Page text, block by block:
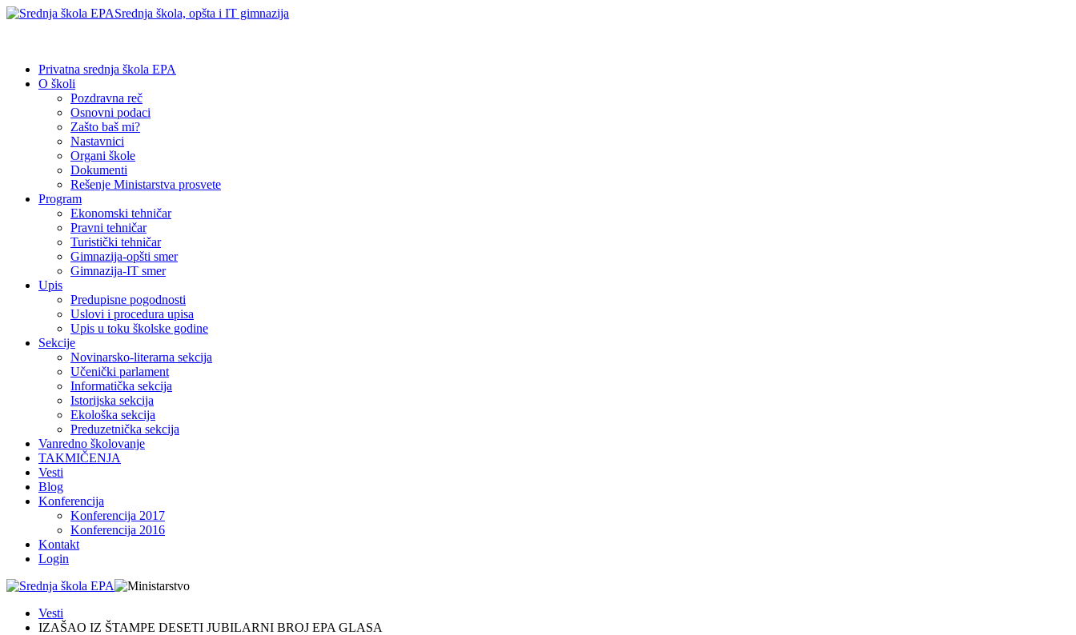
Srednja škola, opšta i IT gimnazija
Privatna srednja škola EPA
O školi
Pozdravna reč
Osnovni podaci
Zašto baš mi?
Nastavnici
Organi škole
Dokumenti
Rešenje Ministarstva prosvete
Program
Ekonomski tehničar
Pravni tehničar
Turistički tehničar
Gimnazija-opšti smer
Gimnazija-IT smer
Upis
Predupisne pogodnosti
Uslovi i procedura upisa
Upis u toku školske godine
Sekcije
Novinarsko-literarna sekcija
Učenički parlament
Informatička sekcija
Istorijska sekcija
Ekološka sekcija
Preduzetnička sekcija
Vanredno školovanje
TAKMIČENJA
Vesti
Blog
Konferencija
Konferencija 2017
Konferencija 2016
Kontakt
Login
Vesti
IZAŠAO IZ ŠTAMPE DESETI JUBILARNI BROJ EPA GLASA